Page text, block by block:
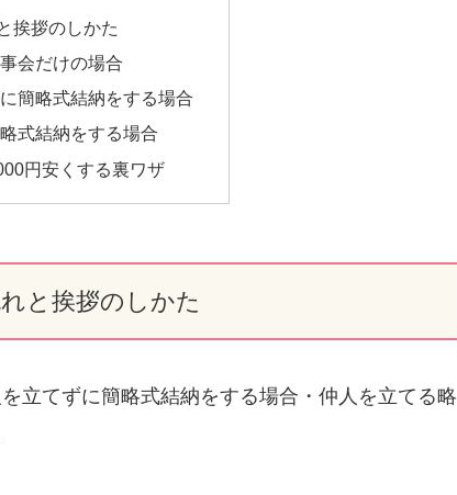
挨拶のしかた
会だけの場合
簡略式結納をする場合
式結納をする場合
円安くする裏ワザ
と挨拶のしかた
立てずに簡略式結納をする場合・仲人を立てる略